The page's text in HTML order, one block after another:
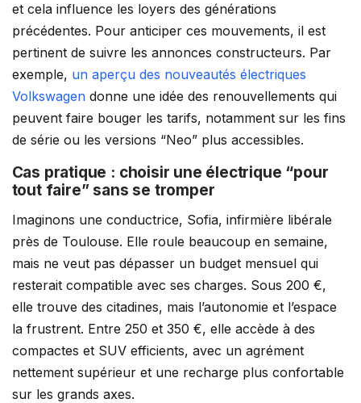
et cela influence les loyers des générations
précédentes. Pour anticiper ces mouvements, il est
pertinent de suivre les annonces constructeurs. Par
exemple, un aperçu des nouveautés électriques
Volkswagendonne une idée des renouvellements qui
peuvent faire bouger les tarifs, notamment sur les fins
de série ou les versions “Neo” plus accessibles.
Cas pratique : choisir une électrique “pour
tout faire” sans se tromper
Imaginons une conductrice, Sofia, infirmière libérale
près de Toulouse. Elle roule beaucoup en semaine,
mais ne veut pas dépasser un budget mensuel qui
resterait compatible avec ses charges. Sous 200 €,
elle trouve des citadines, mais l’autonomie et l’espace
la frustrent. Entre 250 et 350 €, elle accède à des
compactes et SUV efficients, avec un agrément
nettement supérieur et une recharge plus confortable
sur les grands axes.